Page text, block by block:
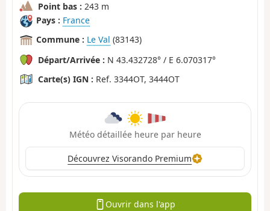
Point bas : 243 m
Pays : France
Commune : Le Val (83143)
Départ/Arrivée : N 43.432728° / E 6.070317°
Carte(s) IGN : Ref. 3344OT, 3444OT
Météo détaillée heure par heure
Découvrez Visorando Premium
Ouvrir dans l'app